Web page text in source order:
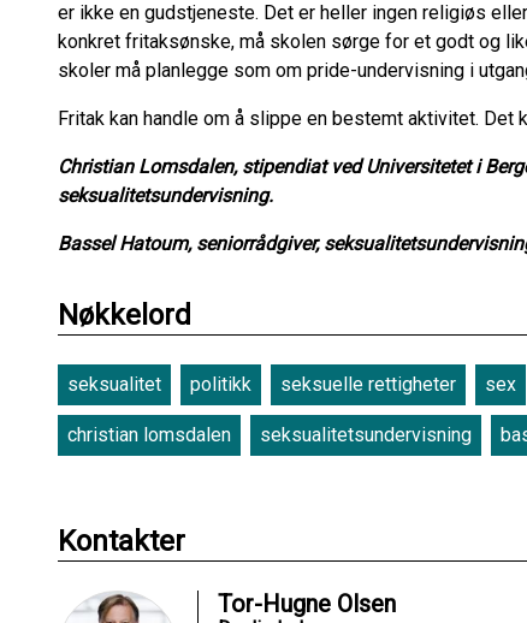
er ikke en gudstjeneste. Det er heller ingen religiøs
konkret fritaksønske, må skolen sørge for et godt og
skoler må planlegge som om pride-undervisning i
Fritak kan handle om å slippe en bestemt aktivitet. Det
Christian Lomsdalen, stipendiat ved Universitetet i
seksualitetsundervisning.
Bassel Hatoum, seniorrådgiver,
Nøkkelord
seksualitet politikk seksuelle rettigheter sex
christian lomsdalen seksualitetsundervisning
Kontakter
Tor-Hugne Olsen